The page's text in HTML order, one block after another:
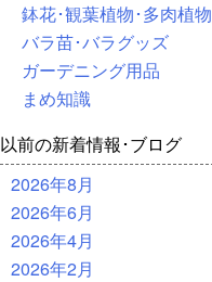
鉢花･観葉植物･多肉植物
バラ苗･バラグッズ
ガーデニング用品
まめ知識
以前の新着情報･ブログ
2026年8月
2026年6月
2026年4月
2026年2月